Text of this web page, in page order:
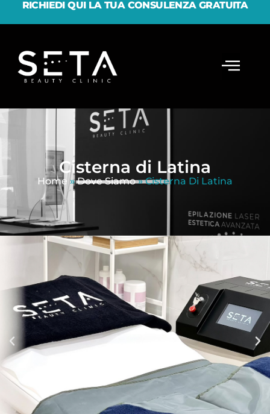
RICHIEDI QUI LA TUA CONSULENZA GRATUITA
Cisterna di Latina
Home»Dove Siamo»Cisterna Di Latina